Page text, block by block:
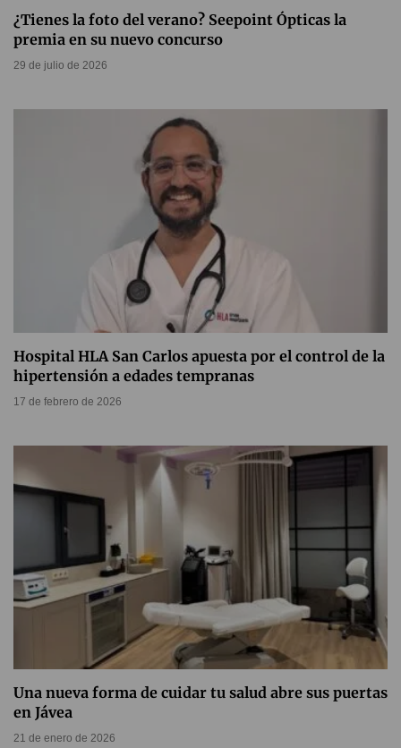
¿Tienes la foto del verano? Seepoint Ópticas la
premia en su nuevo concurso
29 de julio de 2026
Hospital HLA San Carlos apuesta por el control de la
hipertensión a edades tempranas
17 de febrero de 2026
Una nueva forma de cuidar tu salud abre sus puertas
en Jávea
21 de enero de 2026